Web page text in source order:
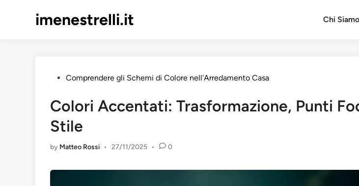
imenestrelli.it Chi Siamo
PostedComprendere gli Schemi di Colore nell'Arredamento Casa
Colori Accentati: Trasformazione, Punti
Stile
by Matteo Rossi • 27/11/2025 • 0